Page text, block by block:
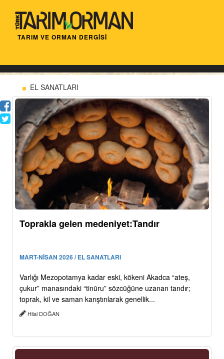
TARIM VE ORMAN DERGİSİ
EL SANATLARI
Toprakla gelen medeniyet:Tandır
MART-NİSAN 2026 / EL SANATLARI
Varlığı Mezopotamya kadar eski, kökeni Akadca “ateş,
çukur” manasındaki “tinūru” sözcüğüne uzanan tandır;
toprak, kil ve saman karıştırılarak genellik...
Hilal DOĞAN